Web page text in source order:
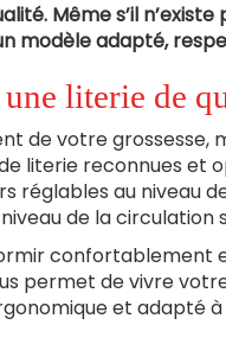
Même s’il
modèle adapté,
literie de
de votre
literie reconnues et
réglables au niveau
de la circulation
confortablement
permet de vivre
et adapté